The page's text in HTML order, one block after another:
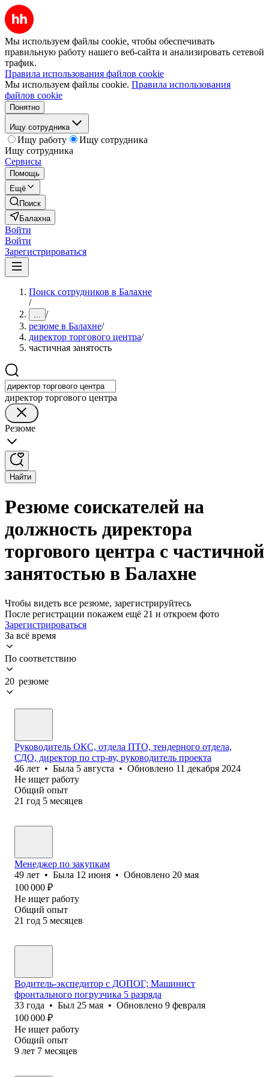
Мы используем файлы cookie, чтобы обеспечивать
правильную работу нашего веб-сайта и анализировать сетевой
трафик.
Правила использования файлов cookie
Мы используем файлы cookie. Правила использования
файлов cookie
Понятно
Ищу сотрудника
Ищу работу
Ищу сотрудника
Ищу сотрудника
Сервисы
Помощь
Ещё
Поиск
Балахна
Войти
Войти
Зарегистрироваться
Поиск сотрудников в Балахне
/
... /
резюме в Балахне/
директор торгового центра/
частичная занятость
директор торгового центра
Резюме
Найти
Резюме соискателей на
должность директора
торгового центра с частичной
занятостью в Балахне
Чтобы видеть все резюме, зарегистрируйтесь
После регистрации покажем ещё 21 и откроем фото
Зарегистрироваться
За всё время
По соответствию
20 резюме
Руководитель ОКС, отдела ПТО, тендерного отдела,
СДО, директор по стр-ву, руководитель проекта
46 лет • Была 5 августа • Обновлено 11 декабря 2024
Не ищет работу
Общий опыт
21 год 5 месяцев
Менеджер по закупкам
49 лет • Была 12 июня • Обновлено 20 мая
100 000 ₽
Не ищет работу
Общий опыт
21 год 5 месяцев
Водитель-экспедитор с ДОПОГ; Машинист
фронтального погрузчика 5 разряда
33 года • Был 25 мая • Обновлено 9 февраля
100 000 ₽
Не ищет работу
Общий опыт
9 лет 7 месяцев